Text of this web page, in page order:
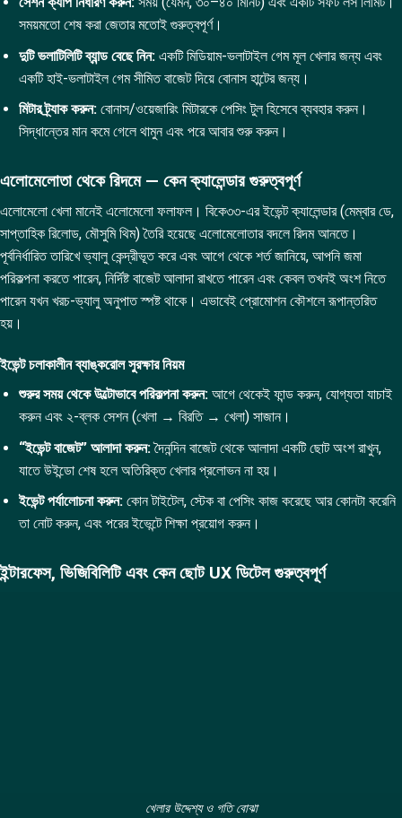
সময়মতো শেষ করা জেতার মতোই গুরুত্বপূর্ণ।
দুটি ভলাটিলিটি ব্যান্ড বেছে নিন:একটি মিডিয়াম-ভলাটাইল গেম মূল খেলার জন্য এবং
একটি হাই-ভলাটাইল গেম সীমিত বাজেট দিয়ে বোনাস হান্টের জন্য।
মিটার ট্র্যাক করুন:বোনাস/ওয়েজারিং মিটারকে পেসিং টুল হিসেবে ব্যবহার করুন।
সিদ্ধান্তের মান কমে গেলে থামুন এবং পরে আবার শুরু করুন।
এলোমেলোতা থেকে রিদমে — কেন ক্যালেন্ডার গুরুত্বপূর্ণ
এলোমেলো খেলা মানেই এলোমেলো ফলাফল। বিকে৩৩-এর ইভেন্ট ক্যালেন্ডার (মেম্বার ডে,
সাপ্তাহিক রিলোড, মৌসুমি থিম) তৈরি হয়েছে এলোমেলোতার বদলে রিদম আনতে।
পূর্বনির্ধারিত তারিখে ভ্যালু কেন্দ্রীভূত করে এবং আগে থেকে শর্ত জানিয়ে, আপনি জমা
পরিকল্পনা করতে পারেন, নির্দিষ্ট বাজেট আলাদা রাখতে পারেন এবং কেবল তখনই অংশ নিতে
পারেন যখন খরচ-ভ্যালু অনুপাত স্পষ্ট থাকে। এভাবেই প্রোমোশন কৌশলে রূপান্তরিত
হয়।
ইভেন্ট চলাকালীন ব্যাঙ্করোল সুরক্ষার নিয়ম
শুরুর সময় থেকে উল্টোভাবে পরিকল্পনা করুন:আগে থেকেই ফান্ড করুন, যোগ্যতা যাচাই
করুন এবং ২-ব্লক সেশন (খেলা → বিরতি → খেলা) সাজান।
“ইভেন্ট বাজেট” আলাদা করুন:দৈনন্দিন বাজেট থেকে আলাদা একটি ছোট অংশ রাখুন,
যাতে উইন্ডো শেষ হলে অতিরিক্ত খেলার প্রলোভন না হয়।
ইভেন্ট পর্যালোচনা করুন:কোন টাইটেল, স্টেক বা পেসিং কাজ করেছে আর কোনটা করেনি
তা নোট করুন, এবং পরের ইভেন্টে শিক্ষা প্রয়োগ করুন।
ইন্টারফেস, ভিজিবিলিটি এবং কেন ছোট UX ডিটেল গুরুত্বপূর্ণ
খেলার উদ্দেশ্য ও গতি বোঝা